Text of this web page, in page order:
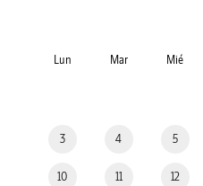
Lun Mar Mié
3 4 5
10 11 12